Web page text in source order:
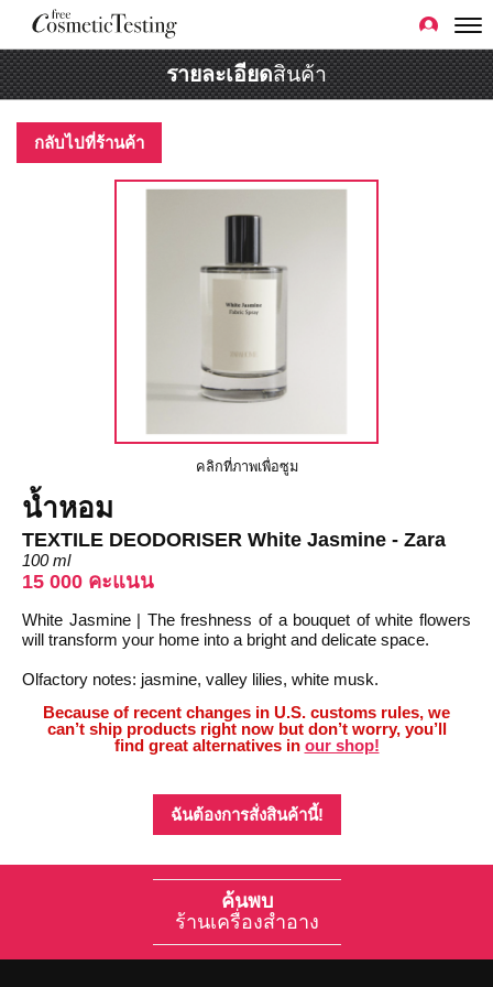
รายละเอียดสินค้า
กลับไปที่ร้านค้า
คลิกที่ภาพเพื่อซูม
น้ำหอม
TEXTILE DEODORISER White Jasmine - Zara
100 ml
15 000 คะแนน
White Jasmine | The freshness of a bouquet of white flowers
will transform your home into a bright and delicate space.
Olfactory notes: jasmine, valley lilies, white musk.
Because of recent changes in U.S. customs rules, we
can’t ship products right now but don’t worry, you’ll
find great alternatives in our shop!
ฉันต้องการสั่งสินค้านี้!
ค้นพบ
ร้านเครื่องสำอาง